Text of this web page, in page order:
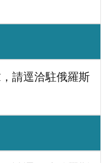
請逕洽駐俄羅斯